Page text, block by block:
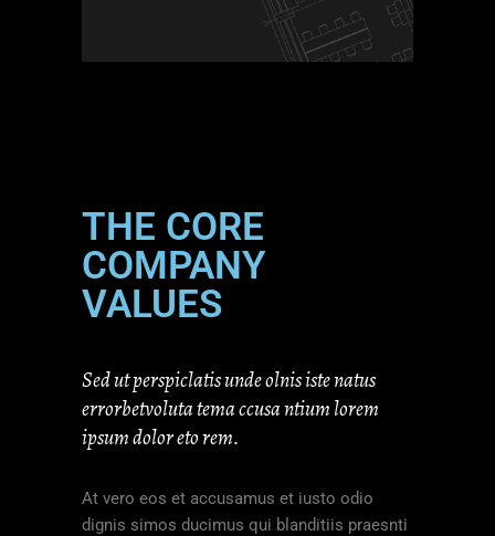
THE CORE
COMPANY
VALUES
Sed ut perspiclatis unde olnis iste natus
errorbetvoluta tema ccusa ntium lorem
ipsum dolor eto rem.
At vero eos et accusamus et iusto odio
dignis simos ducimus qui blanditiis praesnti